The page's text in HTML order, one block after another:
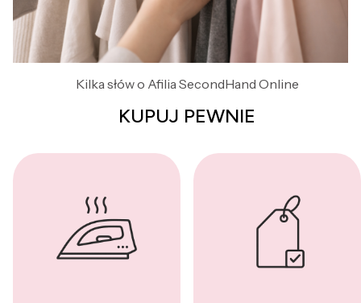
Kilka słów o Afilia SecondHand Online
KUPUJ PEWNIE